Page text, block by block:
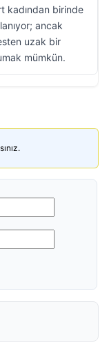
kadından birinde
ancak
uzak bir
mümkün.